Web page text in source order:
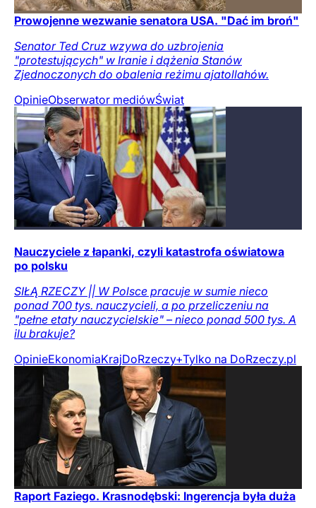
Prowojenne wezwanie senatora USA. "Dać im broń"
Senator Ted Cruz wzywa do uzbrojenia
"protestujących" w Iranie i dążenia Stanów
Zjednoczonych do obalenia reżimu ajatollahów.
OpinieObserwator mediówŚwiat
Nauczyciele z łapanki, czyli katastrofa oświatowa
po polsku
SIŁĄ RZECZY || W Polsce pracuje w sumie nieco
ponad 700 tys. nauczycieli, a po przeliczeniu na
"pełne etaty nauczycielskie" – nieco ponad 500 tys. A
ilu brakuje?
OpinieEkonomiaKrajDoRzeczy+Tylko na DoRzeczy.pl
Raport Faziego. Krasnodębski: Ingerencja była duża